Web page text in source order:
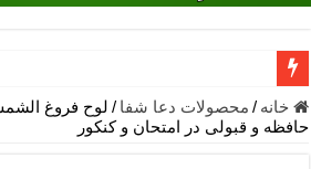
دعای جلب محبت فوری معشوق – دعای
دعای مشکل گشا برای رفع فقر – ذکرهای
خانه / محصولات دعا شفا / لوح فروغ
حافظه و قبولی در امتحان و کنکور